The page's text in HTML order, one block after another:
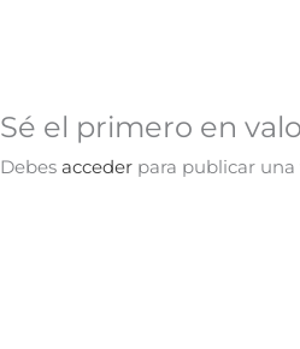
Sé el primero en
Debes acceder para publicar una